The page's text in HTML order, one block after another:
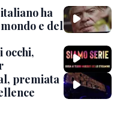
ha
e del
occhi,
premiata